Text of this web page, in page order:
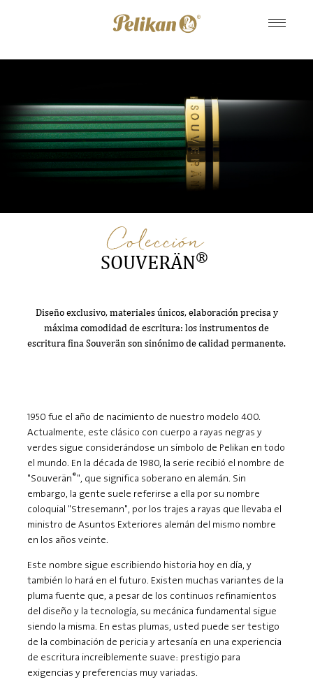
Colección
SOUVERÄN®
Diseño exclusivo, materiales únicos, elaboración precisa y
máxima comodidad de escritura: los instrumentos de
escritura fina Souverän son sinónimo de calidad permanente.
1950 fue el año de nacimiento de nuestro modelo 400.
Actualmente, este clásico con cuerpo a rayas negras y
verdes sigue considerándose un símbolo de Pelikan en todo
el mundo. En la década de 1980, la serie recibió el nombre de
"Souverän®", que significa soberano en alemán. Sin
embargo, la gente suele referirse a ella por su nombre
coloquial "Stresemann", por los trajes a rayas que llevaba el
ministro de Asuntos Exteriores alemán del mismo nombre
en los años veinte.
Este nombre sigue escribiendo historia hoy en día, y
también lo hará en el futuro. Existen muchas variantes de la
pluma fuente que, a pesar de los continuos refinamientos
del diseño y la tecnología, su mecánica fundamental sigue
siendo la misma. En estas plumas, usted puede ser testigo
de la combinación de pericia y artesanía en una experiencia
de escritura increíblemente suave: prestigio para
exigencias y preferencias muy variadas.